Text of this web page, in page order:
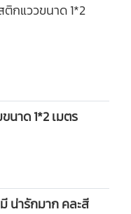
กแววขนาด 1*2
นาด 1*2 เมตร
น่ารักมาก คละสี